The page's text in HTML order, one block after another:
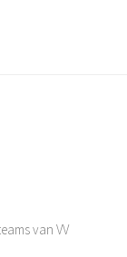
van VV